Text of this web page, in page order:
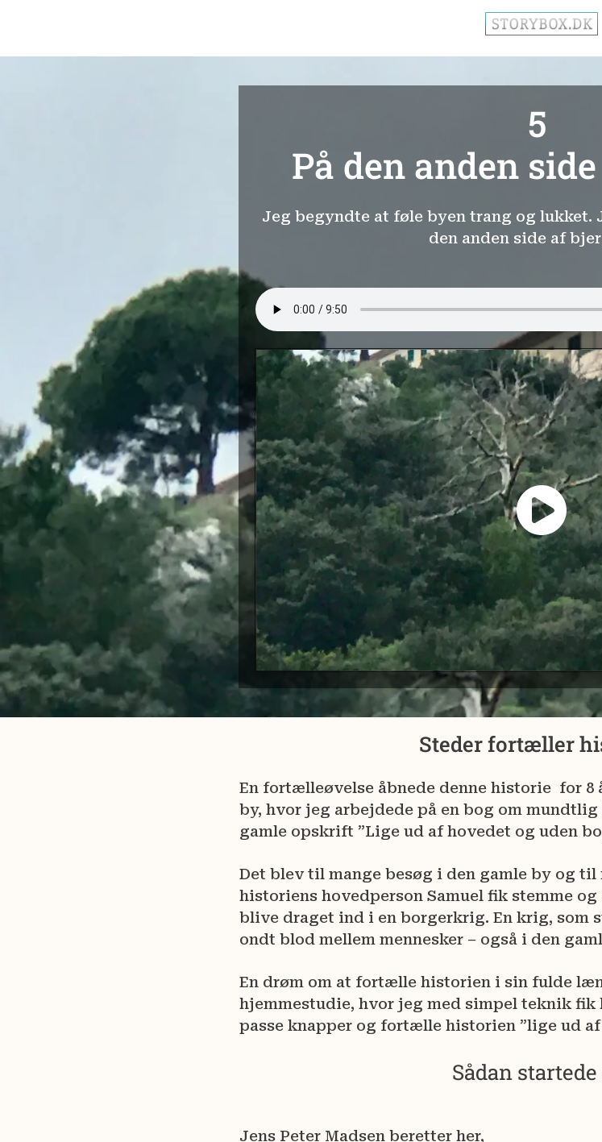
5
På den anden
Jeg begyndte at føle byen trang og lukket.
den anden side af
Steder fortæller
En fortælleøvelse åbnede denne historie for 8
by, hvor jeg arbejdede på en bog om
gamle opskrift ”Lige ud af hovedet og uden
Det blev til mange besøg i den gamle by og til
historiens hovedperson Samuel fik stemme
blive draget ind i en borgerkrig. En krig, som
ondt blod mellem mennesker – også i den
En drøm om at fortælle historien i sin fulde
hjemmestudie, hvor jeg med simpel teknik
passe knapper og fortælle historien ”lige ud af
Sådan startede
Jens Peter Madsen beretter her,